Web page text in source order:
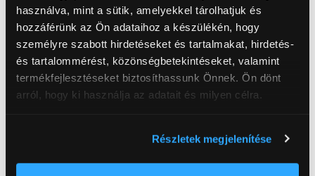
használva, mint a sütik, amelyekkel tárolhatjuk és
hozzáférünk az Ön adataihoz a készülékén, hogy
személyre szabott hirdetéseket és tartalmakat, hirdetés-
és tartalommérést, közönségbetekintéseket, valamint
termékfejlesztéseket biztosíthassunk Önnek. Ön dönt
arról, hogy ki használja az adatait és milyen célra.
elhelyezkedéséről pár méteres pontossággal
Részletek megjelenítése
www.whirlpool.hu
ceginfo@whirlpool.hu
1117, Budapest, Bercsényi utca 25.
7 800 W